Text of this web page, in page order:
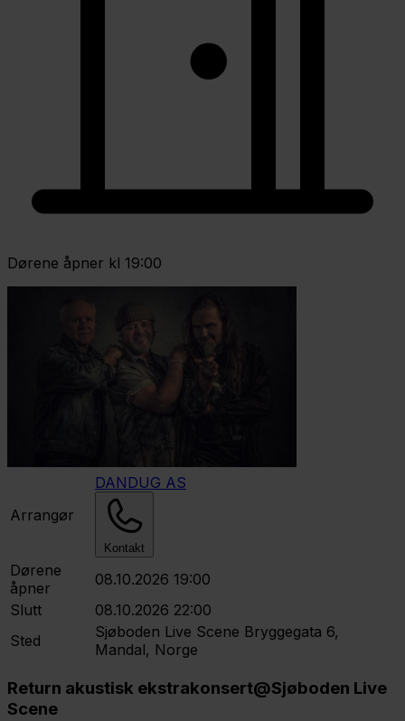
Dørene åpner kl 19:00
Arrangør
DANDUG AS
Kontakt
Dørene
åpner
08.10.2026 19:00
Slutt
08.10.2026 22:00
Sted
Sjøboden Live Scene Bryggegata 6,
Mandal, Norge
Return akustisk ekstrakonsert@Sjøboden Live
Scene